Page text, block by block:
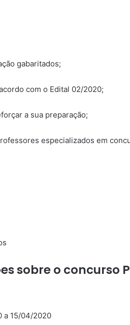
gabaritados;
com o Edital 02/2020;
a sua preparação;
especializados em
sobre o concurso
a 15/04/2020